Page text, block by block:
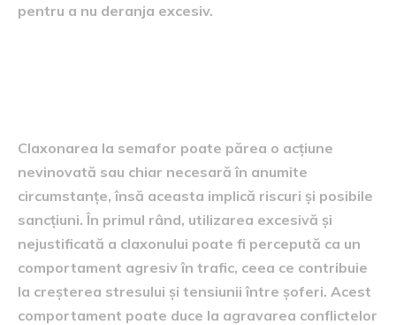
pentru a nu deranja excesiv.
Claxonarea la semafor poate părea o acțiune
nevinovată sau chiar necesară în anumite
circumstanțe, însă aceasta implică riscuri și posibile
sancțiuni. În primul rând, utilizarea excesivă și
nejustificată a claxonului poate fi percepută ca un
comportament agresiv în trafic, ceea ce contribuie
la creșterea stresului și tensiunii între șoferi. Acest
comportament poate duce la agravarea conflictelor